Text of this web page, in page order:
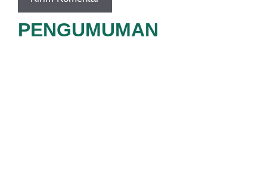
PENGUMUMAN